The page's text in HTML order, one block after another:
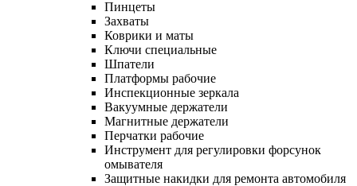
Пинцеты
Захваты
Коврики и маты
Ключи специальные
Шпатели
Платформы рабочие
Инспекционные зеркала
Вакуумные держатели
Магнитные держатели
Перчатки рабочие
Инструмент для регулировки форсунок
омывателя
Защитные накидки для ремонта автомобиля